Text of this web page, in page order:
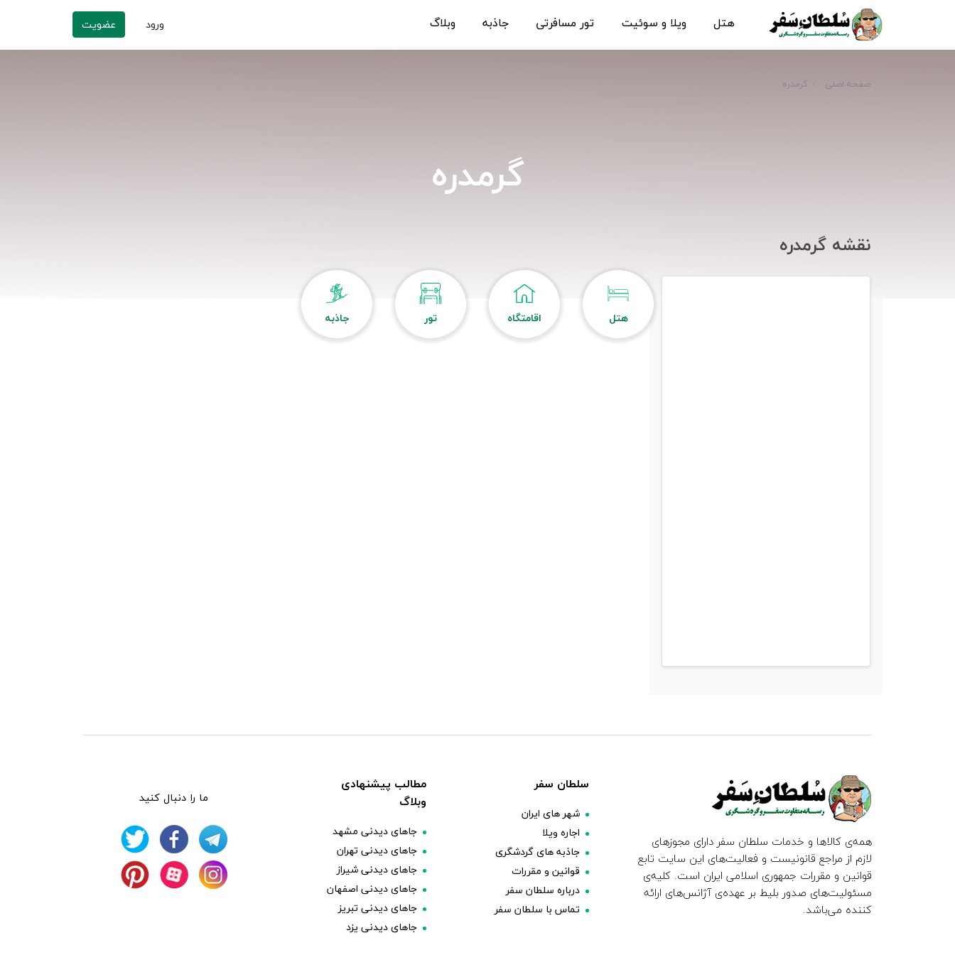
هتل ویلا و سوئیت تور مسافرتی جاذبه وبلاگ ورود عضویت
گرمدره
هتل اقامتگاه تور جاذبه
صفحه اصلی گرمدره
نقشه گرمدره
همه‌ی کالاها و خدمات سلطان سفر دارای مجوزهای
لازم از مراجع قانونیست و فعالیت‌های این سایت تابع
قوانین و مقررات جمهوری اسلامی ایران است. کلیه‌ی
مسئولیت‌های صدور بلیط بر عهده‌ی آژانس‌های ارائه
کننده می‌باشد.
سلطان سفر
شهر های ایران
اجاره ویلا
جاذبه های گردشگری
قوانین و مقررات
درباره سلطان سفر
تماس با سلطان سفر
مطالب پیشنهادی
وبلاگ
جاهای دیدنی مشهد
جاهای دیدنی تهران
جاهای دیدنی شیراز
جاهای دیدنی اصفهان
جاهای دیدنی تبریز
جاهای دیدنی یزد
ما را دنبال کنید